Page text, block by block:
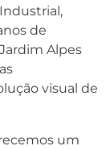
de
Alpes
visual de
um